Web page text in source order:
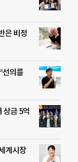
은 비정
선의를
상금 5억
계시장